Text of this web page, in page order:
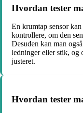
Hvordan tester
En krumtap sensor
kontrollere, om den
Desuden kan man
ledninger eller stik, og
justeret.
Hvordan tester